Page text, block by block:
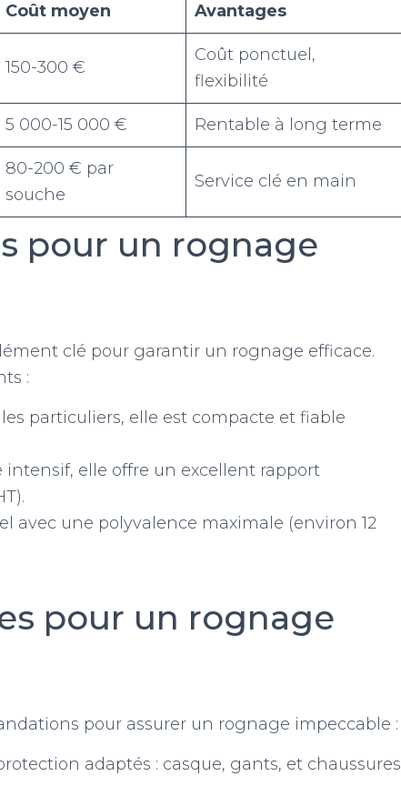
Coût moyen Avantages
150-300 €
Coût ponctuel,
flexibilité
5 000-15 000 € Rentable à long terme
80-200 € par
souche
Service clé en main
pour un rognage
clé pour garantir un rognage efficace.
:
particuliers, elle est compacte et fiable
intensif, elle offre un excellent rapport
avec une polyvalence maximale (environ 12
pour un rognage
pour assurer un rognage impeccable :
adaptés : casque, gants, et chaussures